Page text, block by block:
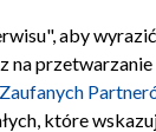
Regulamin TVP
aby
Zaufanych
które